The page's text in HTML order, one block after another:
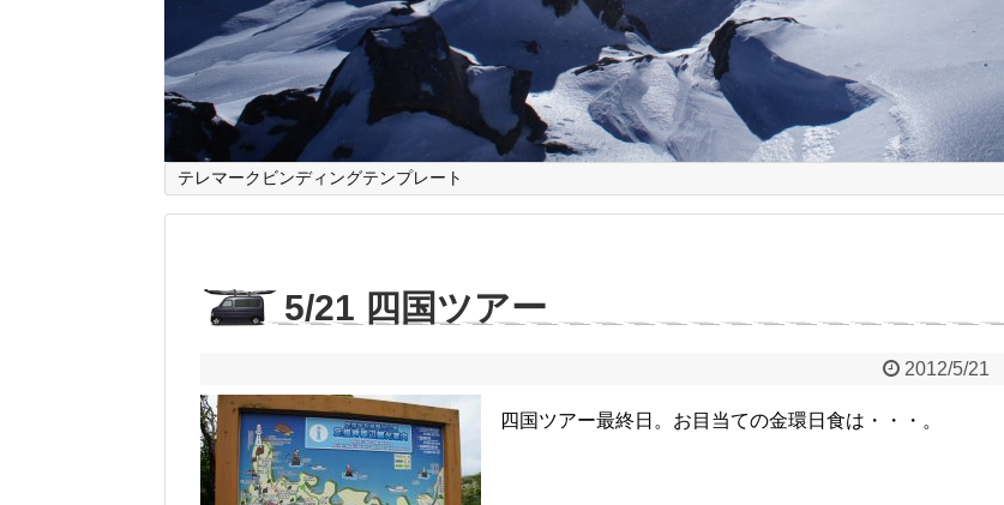
テレマークビンディングテンプレート
5/21 四国ツアー
2012/5/21
四国ツアー最終日。お目当ての金環日食は・・・。